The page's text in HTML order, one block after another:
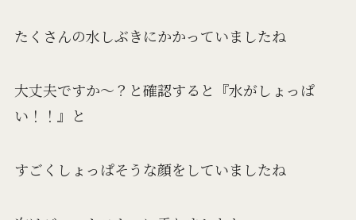
たくさんの水しぶきにかかっていましたね
大丈夫ですか～？と確認すると『水がしょっぱ
い！！』と
すごくしょっぱそうな顔をしていましたね